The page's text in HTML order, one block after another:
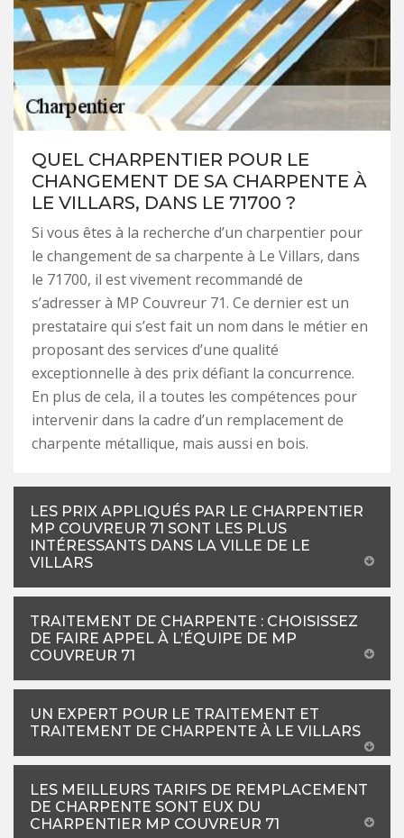
QUEL CHARPENTIER POUR LE
CHANGEMENT DE SA CHARPENTE À
LE VILLARS, DANS LE 71700 ?
Si vous êtes à la recherche d’un charpentier pour
le changement de sa charpente à Le Villars, dans
le 71700, il est vivement recommandé de
s’adresser à MP Couvreur 71. Ce dernier est un
prestataire qui s’est fait un nom dans le métier en
proposant des services d’une qualité
exceptionnelle à des prix défiant la concurrence.
En plus de cela, il a toutes les compétences pour
intervenir dans la cadre d’un remplacement de
charpente métallique, mais aussi en bois.
LES PRIX APPLIQUÉS PAR LE CHARPENTIER
MP COUVREUR 71 SONT LES PLUS
INTÉRESSANTS DANS LA VILLE DE LE
VILLARS
TRAITEMENT DE CHARPENTE : CHOISISSEZ
DE FAIRE APPEL À L’ÉQUIPE DE MP
COUVREUR 71
UN EXPERT POUR LE TRAITEMENT ET
TRAITEMENT DE CHARPENTE À LE VILLARS
LES MEILLEURS TARIFS DE REMPLACEMENT
DE CHARPENTE SONT EUX DU
CHARPENTIER MP COUVREUR 71